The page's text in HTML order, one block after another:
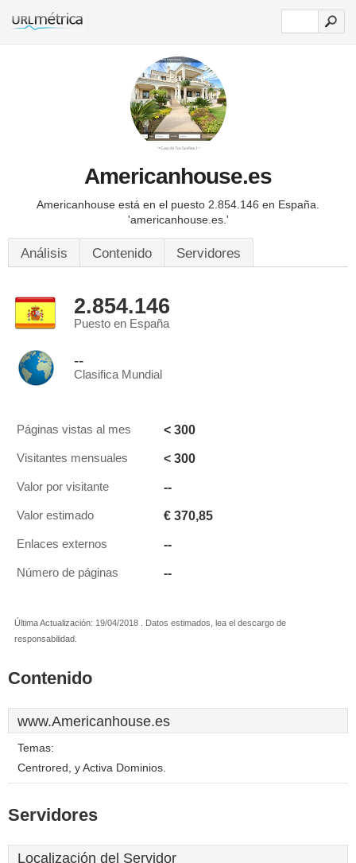
Americanhouse.es
Americanhouse está en el puesto 2.854.146 en España.
'americanhouse.es.'
Análisis Contenido Servidores
2.854.146
Puesto en España
--
Clasifica Mundial
Páginas vistas al mes < 300
Visitantes mensuales < 300
Valor por visitante --
Valor estimado € 370,85
Enlaces externos --
Número de páginas --
Última Actualización: 19/04/2018 . Datos estimados, lea el descargo de
responsabilidad.
Contenido
www.Americanhouse.es
Temas:
Centrored, y Activa Dominios.
Servidores
Localización del Servidor